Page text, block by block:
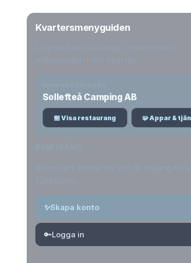
Kvartersmenyguiden
Sollefteå Camping AB
🏪 Visa restaurang 🧩 Appar &
✨Skapa konto
🔑Logga in